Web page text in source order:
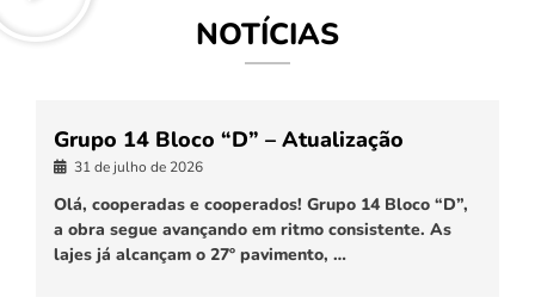
NOTÍCIAS
Grupo 14 Bloco “D” – Atualização
31 de julho de 2026
Olá, cooperadas e cooperados! Grupo 14 Bloco “D”,
a obra segue avançando em ritmo consistente. As
lajes já alcançam o 27º pavimento, …